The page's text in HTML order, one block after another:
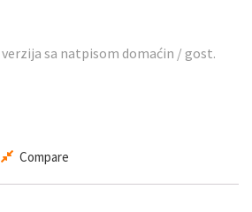
sa natpisom domaćin / gost.
Compare